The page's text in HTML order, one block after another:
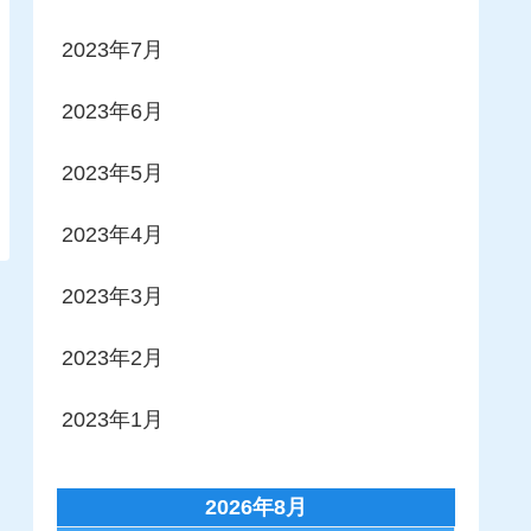
2023年7月
2023年6月
2023年5月
2023年4月
2023年3月
2023年2月
2023年1月
2026年8月